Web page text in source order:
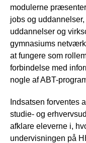
modulerne
jobs og
uddannelser og
gymnasiums
at fungere som
forbindelse med
nogle af ABT-
Indsatsen forventes
studie- og
afklare eleverne i,
undervisningen på